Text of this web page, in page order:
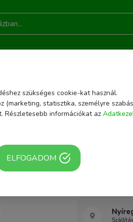
40S KIOLDÓ KÁBEL
Cikkszám: TCR-40S
JJC
szükséges cookie-kat használ.
(marketing, statisztika, személyre
Részletesebb információkat az
ELFOGADOM